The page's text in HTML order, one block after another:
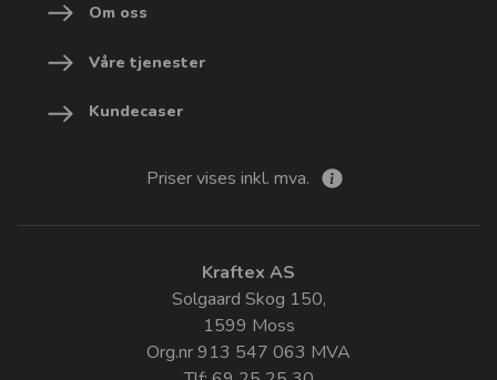
Om oss
Våre tjenester
Kundecaser
Priser vises inkl. mva.
Kraftex AS
Solgaard Skog 150,
1599 Moss
Org.nr 913 547 063 MVA